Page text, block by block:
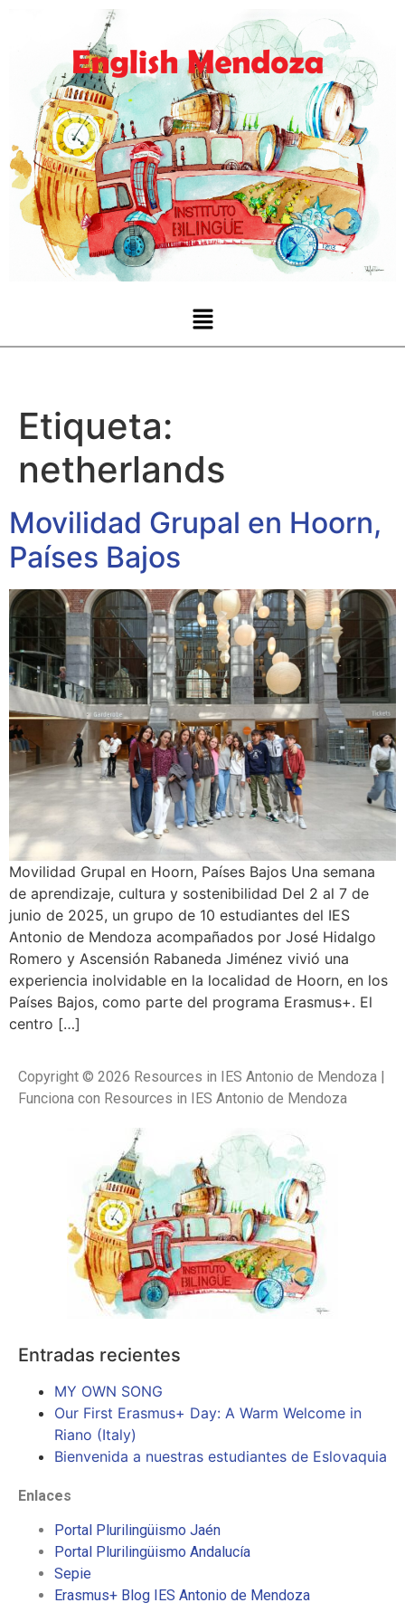
Etiqueta:
netherlands
Movilidad Grupal en Hoorn,
Países Bajos
Movilidad Grupal en Hoorn, Países Bajos Una semana
de aprendizaje, cultura y sostenibilidad Del 2 al 7 de
junio de 2025, un grupo de 10 estudiantes del IES
Antonio de Mendoza acompañados por José Hidalgo
Romero y Ascensión Rabaneda Jiménez vivió una
experiencia inolvidable en la localidad de Hoorn, en los
Países Bajos, como parte del programa Erasmus+. El
centro […]
Copyright © 2026 Resources in IES Antonio de Mendoza |
Funciona con Resources in IES Antonio de Mendoza
Entradas recientes
MY OWN SONG
Our First Erasmus+ Day: A Warm Welcome in
Riano (Italy)
Bienvenida a nuestras estudiantes de Eslovaquia
Enlaces
Portal Plurilingüismo Jaén
Portal Plurilingüismo Andalucía
Sepie
Erasmus+ Blog IES Antonio de Mendoza